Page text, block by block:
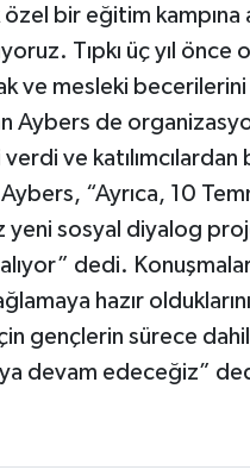
özel bir eğitim
Tıpkı üç yıl
ve mesleki
Aybers de
ve
“Ayrıca, 10
yeni sosyal diyalog
dedi.
hazır
gençlerin sürece
devam edeceğiz”